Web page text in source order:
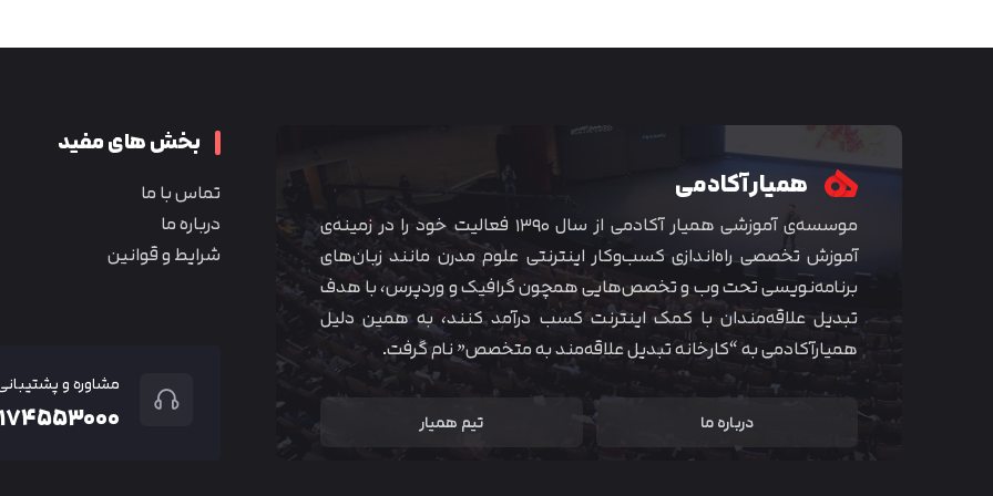
همیار آکادمی
موسسه‌ی آموزشی همیار آکادمی از سال ۱۳۹۰ فعالیت خود را در زمینه‌ی
آموزش تخصصی راه‌اندازی کسب‌و‌کار اینترنتی علوم مدرن مانند زبان‌های
برنامه‌نویسی تحت وب و تخصص‌هایی همچون گرافیک و وردپرس، با هدف
تبدیل علاقه‌مندان با کمک اینترنت کسب درآمد کنند، به همین دلیل
همیارآکادمی به “کارخانه تبدیل علاقه‌مند به متخصص” نام گرفت.
درباره ما تیم همیار
بخش های مفید
تماس با ما
درباره ما
شرایط و قوانین
مشاوره و